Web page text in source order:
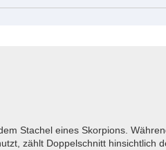
Stachel eines Skorpions.
zählt Doppelschnitt hinsichtlich